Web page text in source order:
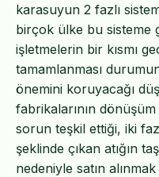
karasuyun 2 fazlı
birçok ülke bu sisteme
işletmelerin bir kısmı
tamamlanması
önemini koruyacağı
fabrikalarının
sorun teşkil ettiği, iki
şeklinde çıkan atığın
nedeniyle satın